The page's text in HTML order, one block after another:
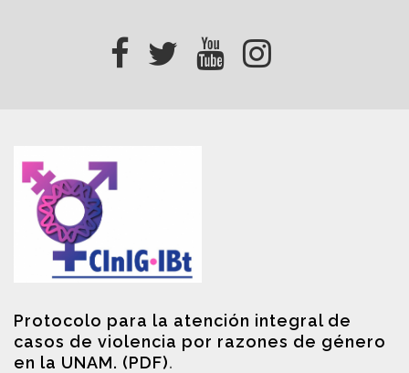
Protocolo para la atención integral de
casos de violencia por razones de género
en la UNAM. (PDF).